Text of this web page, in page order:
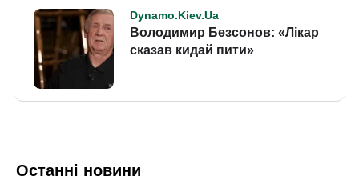
Останні новини